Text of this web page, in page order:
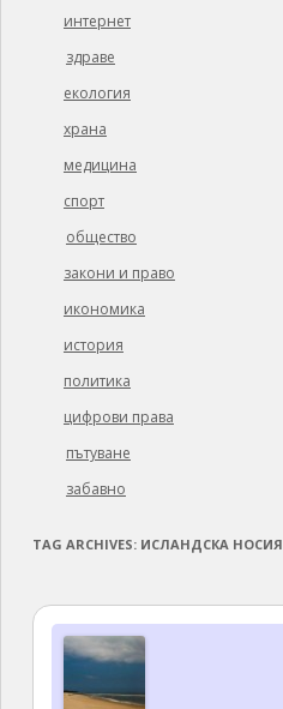
интернет
здраве
екология
храна
медицина
спорт
общество
закони и право
икономика
история
политика
цифрови права
пътуване
забавно
TAG ARCHIVES: ИСЛАНДСКА НОСИЯ